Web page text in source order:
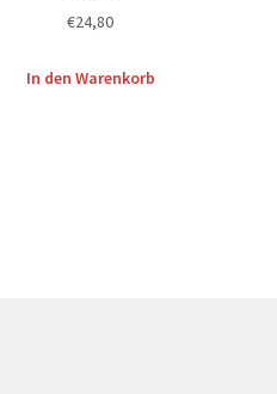
€24,80
In den Warenkorb